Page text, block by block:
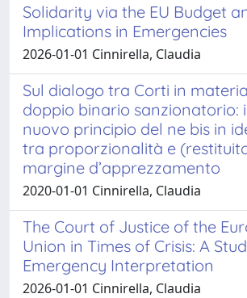
Solidarity via the EU Budget
Implications in Emergencies
2026-01-01 Cinnirella, Claudia
Sul dialogo tra Corti in
doppio binario sanzionatorio:
nuovo principio del ne bis in
tra proporzionalità e
margine d’apprezzamento
2020-01-01 Cinnirella, Claudia
The Court of Justice of the
Union in Times of Crisis: A
Emergency Interpretation
2026-01-01 Cinnirella, Claudia